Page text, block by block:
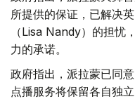
所提供的保证，已解决
（Lisa Nandy）的担忧
力的承诺。
政府指出，派拉蒙已同
点播服务将保留各自独立